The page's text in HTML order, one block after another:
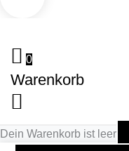
0
Warenkorb
Dein Warenkorb ist leer